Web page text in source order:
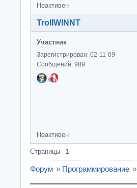
Неактивен
TrollWINNT
Участник
Зарегистрирован: 02-11-09
Сообщений: 989
Неактивен
Страницы 1
Форум » Программирование »